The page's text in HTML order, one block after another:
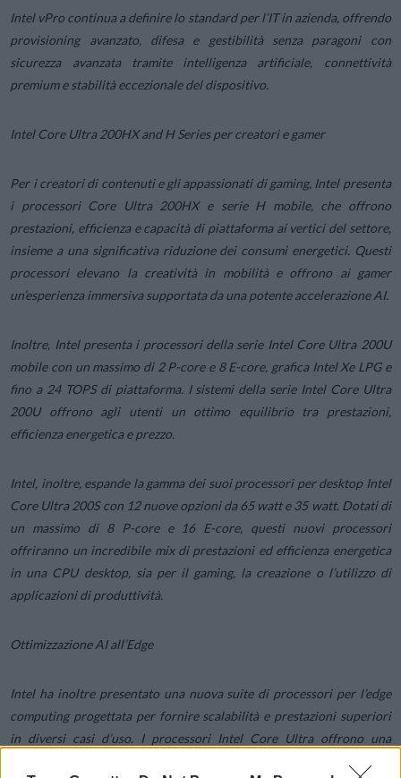
Intel vPro continua a definire lo standard per l’IT in azienda, offrendo
provisioning avanzato, difesa e gestibilità senza paragoni con
sicurezza avanzata tramite intelligenza artificiale, connettività
premium e stabilità eccezionale del dispositivo.
Intel Core Ultra 200HX and H Series per creatori e gamer
Per i creatori di contenuti e gli appassionati di gaming, Intel presenta
i processori Core Ultra 200HX e serie H mobile, che offrono
prestazioni, efficienza e capacità di piattaforma ai vertici del settore,
insieme a una significativa riduzione dei consumi energetici. Questi
processori elevano la creatività in mobilità e offrono ai gamer
un’esperienza immersiva supportata da una potente accelerazione AI.
Inoltre, Intel presenta i processori della serie Intel Core Ultra 200U
mobile con un massimo di 2 P-core e 8 E-core, grafica Intel Xe LPG e
fino a 24 TOPS di piattaforma. I sistemi della serie Intel Core Ultra
200U offrono agli utenti un ottimo equilibrio tra prestazioni,
efficienza energetica e prezzo.
Intel, inoltre, espande la gamma dei suoi processori per desktop Intel
Core Ultra 200S con 12 nuove opzioni da 65 watt e 35 watt. Dotati di
un massimo di 8 P-core e 16 E-core, questi nuovi processori
offriranno un incredibile mix di prestazioni ed efficienza energetica
in una CPU desktop, sia per il gaming, la creazione o l’utilizzo di
applicazioni di produttività.
Ottimizzazione AI all’Edge
Intel ha inoltre presentato una nuova suite di processori per l’edge
computing progettata per fornire scalabilità e prestazioni superiori
in diversi casi d’uso. I processori Intel Core Ultra offrono una